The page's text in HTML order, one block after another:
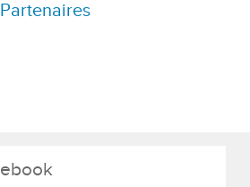
Partenaires